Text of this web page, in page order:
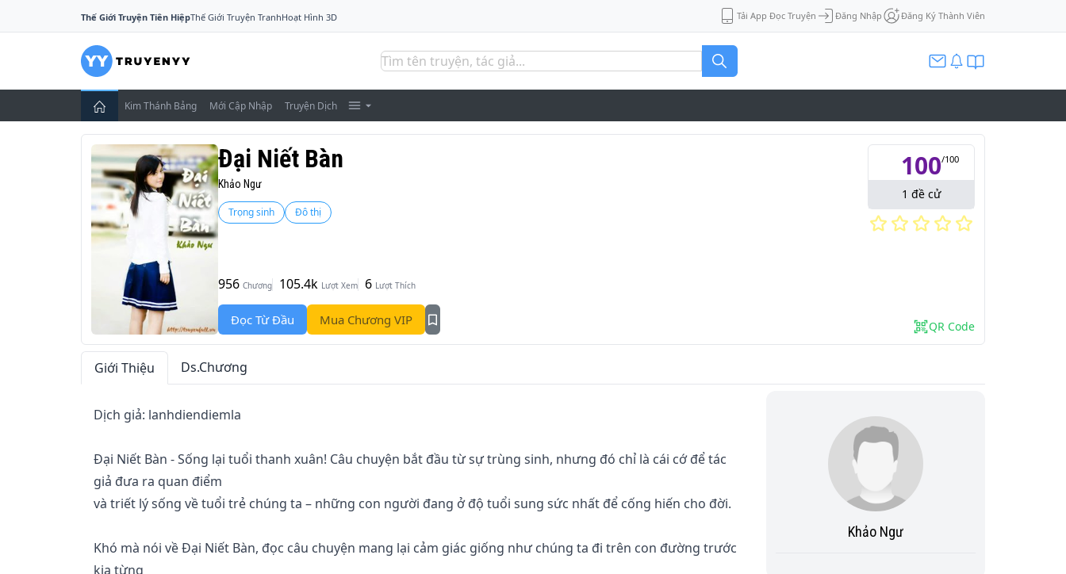
Thế Giới Truyện Tiên HiệpThế Giới Truyện TranhHoạt Hình 3D Tải App Đọc Truyện Đăng Nhập Đăng Ký Thành Viên
Kim Thánh Bảng Mới Cập Nhập Truyện Dịch
Đại Niết Bàn
Khảo Ngư
Trọng sinh Đô thị
956 Chương 105.4k Lượt Xem 6 Lượt Thích
Đọc Từ Đầu Mua Chương VIP
100/100
1 đề cử
QR Code
Giới Thiệu Ds.Chương
Dịch giả: lanhdiendiemla
Đại Niết Bàn - Sống lại tuổi thanh xuân! Câu chuyện bắt đầu từ sự trùng sinh, nhưng đó chỉ là cái cớ để tác
giả đưa ra quan điểm
và triết lý sống về tuổi trẻ chúng ta – những con người đang ở độ tuổi sung sức nhất để cống hiến cho đời.
Khó mà nói về Đại Niết Bàn, đọc câu chuyện mang lại cảm giác giống như chúng ta đi trên con đường trước
kia từng
Khảo Ngư